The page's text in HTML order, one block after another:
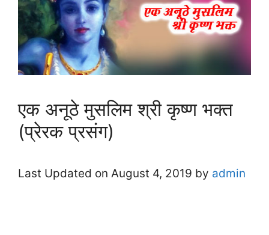
एक अनूठे मुसलिम श्री कृष्ण भक्त
(प्रेरक प्रसंग)
Last Updated on August 4, 2019 by admin